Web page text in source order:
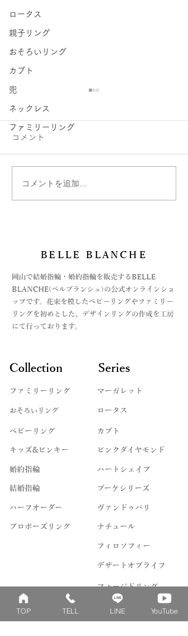
ロータス
親子リング
おそろいリング
カブト
兜
ネックレス
ファミリーリング
絵文字は刻印できます
コメント
コメントを追加…
BELLE BLANCHE
​岡山で結婚指輪・婚約指輪を販売するBELLE
BLANCHE(ベルブランシュ)の公式オンラインショ
ップです。花束を模したベビーリングやファミリー
リングを初めとした、デザインリングの作成を工房
にて行っております。
Collection Series
ファミリーリング マーガレット
​おそろいリング ロータス
ベビーリング カブト
キッズ&ピンキー ピンクダイヤモンド
婚約指輪 ハートシェイプ
結婚指輪 ブーケシリーズ
​ハーフオーダー ヴァンドゥパリ
プロポーズリング ​ナチュール
フィロソフィー
デザートオブライフ
フォージドリング
ファッション＆グッズ
TOP TELL LINE YouTube